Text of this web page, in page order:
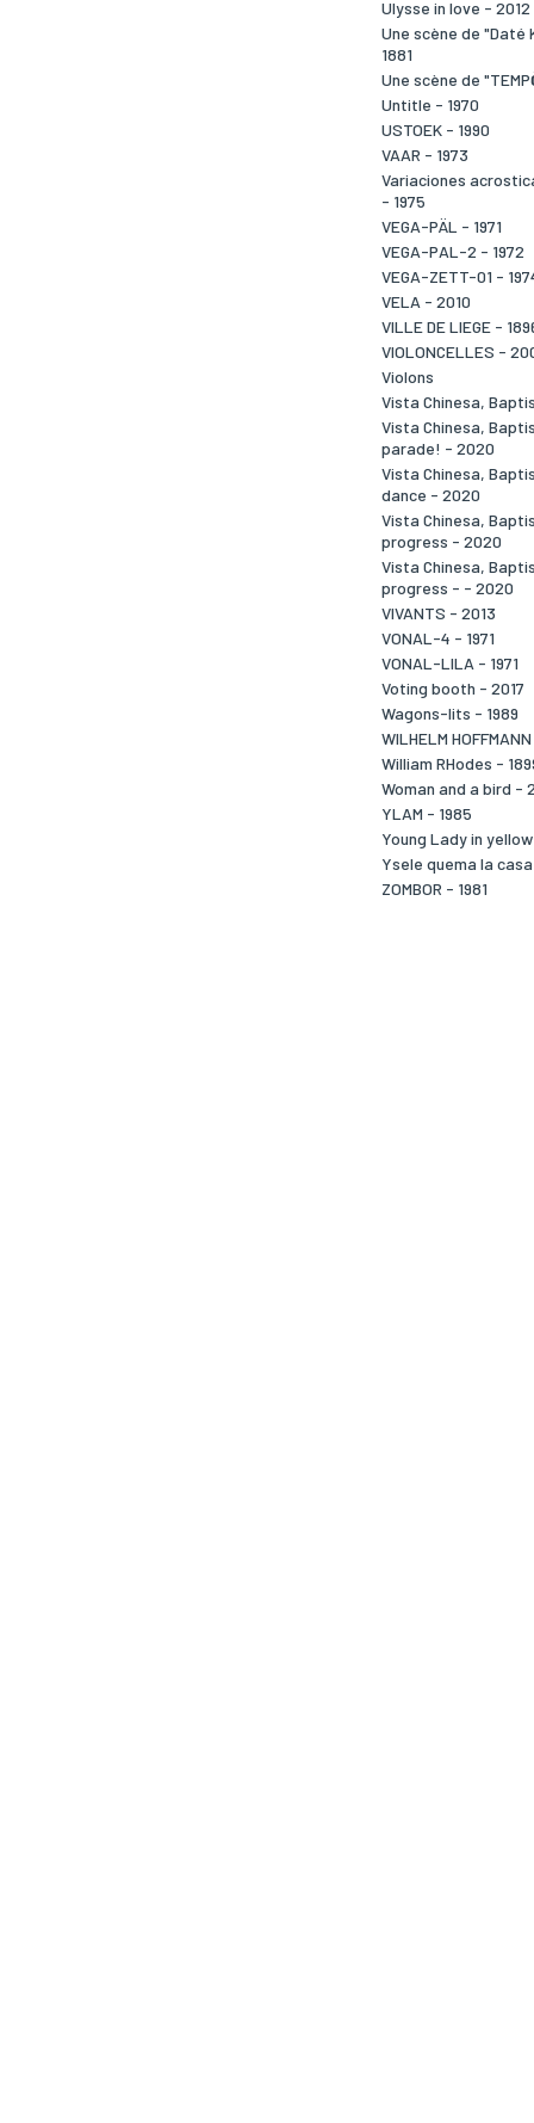
Ulysse in love - 2012
Une scène de "Daté
1881
Une scène de
Untitle - 1970
USTOEK - 1990
VAAR - 1973
Variaciones
- 1975
VEGA-PÄL - 1971
VEGA-PAL-2 - 1972
VEGA-ZETT-01 -
VELA - 2010
VILLE DE LIEGE -
VIOLONCELLES -
Violons
Vista Chinesa,
Vista Chinesa,
parade! - 2020
Vista Chinesa,
dance - 2020
Vista Chinesa,
progress - 2020
Vista Chinesa,
progress - - 2020
VIVANTS - 2013
VONAL-4 - 1971
VONAL-LILA - 1971
Voting booth - 2017
Wagons-lits - 1989
WILHELM
William RHodes -
Woman and a bird -
YLAM - 1985
Young Lady in
Ysele quema la casa
ZOMBOR - 1981